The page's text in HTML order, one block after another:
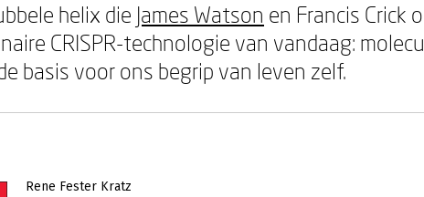
helix die James Watson en Francis Crick
CRISPR-technologie van vandaag:
basis voor ons begrip van leven zelf.
Rene Fester Kratz